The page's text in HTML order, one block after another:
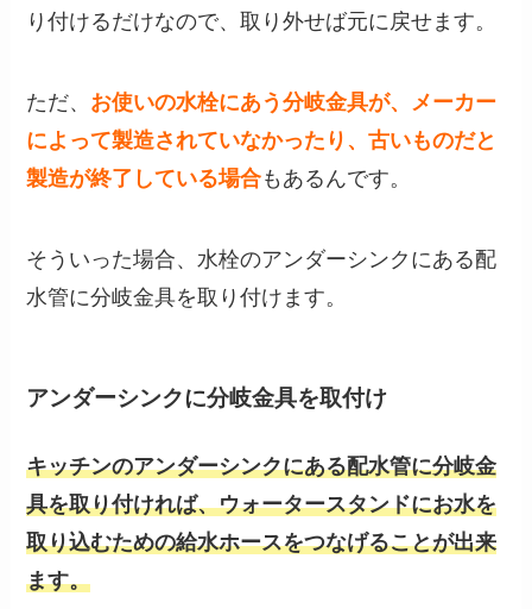
り付けるだけなので、取り外せば元に戻せます。
ただ、 お使いの水栓にあう分岐金具が、メーカー
によって製造されていなかったり、古いものだと
製造が終了している場合もあるんです。
そういった場合、水栓のアンダーシンクにある配
水管に分岐金具を取り付けます。
アンダーシンクに分岐金具を取付け
キッチンのアンダーシンクにある配水管に分岐金
具を取り付ければ、ウォータースタンドにお水を
取り込むための給水ホースをつなげることが出来
ます。